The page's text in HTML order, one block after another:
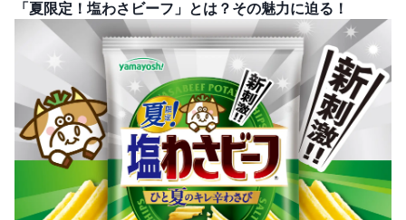
「夏限定！塩わさビーフ」とは？その魅力に迫る！